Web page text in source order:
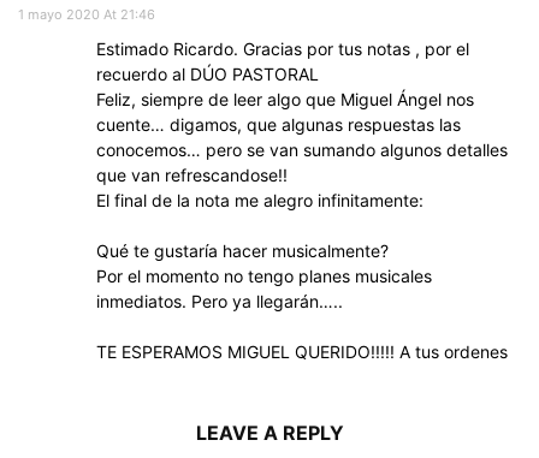
1 mayo 2020 At 21:46
Estimado Ricardo. Gracias por tus notas , por el
recuerdo al DÚO PASTORAL
Feliz, siempre de leer algo que Miguel Ángel nos
cuente… digamos, que algunas respuestas las
conocemos… pero se van sumando algunos detalles
que van refrescandose!!
El final de la nota me alegro infinitamente:
Qué te gustaría hacer musicalmente?
Por el momento no tengo planes musicales
inmediatos. Pero ya llegarán…..
TE ESPERAMOS MIGUEL QUERIDO!!!!! A tus ordenes
LEAVE A REPLY